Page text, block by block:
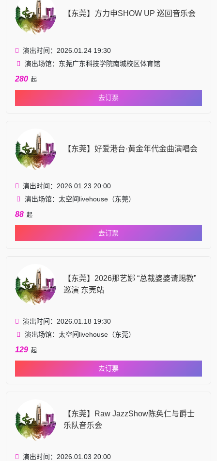
【东莞】方力申SHOW UP 巡回音乐会
演出时间：2026.01.24 19:30
演出场馆：东莞广东科技学院南城校区体育馆
280 起
去订票
【东莞】好爱港台·黄金年代金曲演唱会
演出时间：2026.01.23 20:00
演出场馆：太空间livehouse（东莞）
88 起
去订票
【东莞】2026那艺娜 “总裁婆婆请赐教”
巡演 东莞站
演出时间：2026.01.18 19:30
演出场馆：太空间livehouse（东莞）
129 起
去订票
【东莞】Raw JazzShow陈奂仁与爵士
乐队音乐会
演出时间：2026.01.03 20:00